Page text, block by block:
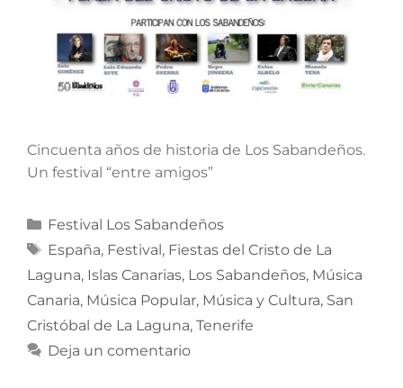
Cincuenta años de historia de Los Sabandeños.
Un festival “entre amigos”
Festival Los Sabandeños
España, Festival, Fiestas del Cristo de La
Laguna, Islas Canarias, Los Sabandeños, Música
Canaria, Música Popular, Música y Cultura, San
Cristóbal de La Laguna, Tenerife
Deja un comentario